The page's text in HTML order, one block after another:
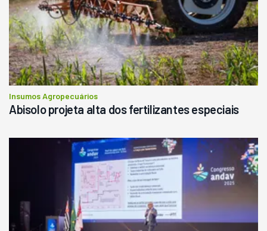
Insumos Agropecuários
Abisolo projeta alta dos fertilizantes especiais